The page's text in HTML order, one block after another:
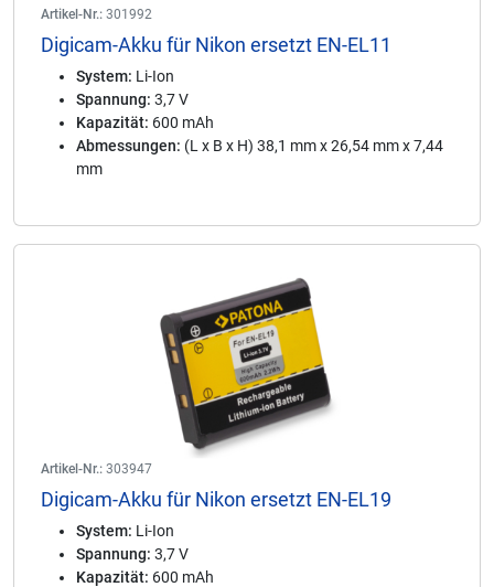
Artikel-Nr.: 301992
Digicam-Akku für Nikon ersetzt EN-EL11
System: Li-Ion
Spannung: 3,7 V
Kapazität: 600 mAh
Abmessungen: (L x B x H) 38,1 mm x 26,54 mm x 7,44
mm
Artikel-Nr.: 303947
Digicam-Akku für Nikon ersetzt EN-EL19
System: Li-Ion
Spannung: 3,7 V
Kapazität: 600 mAh